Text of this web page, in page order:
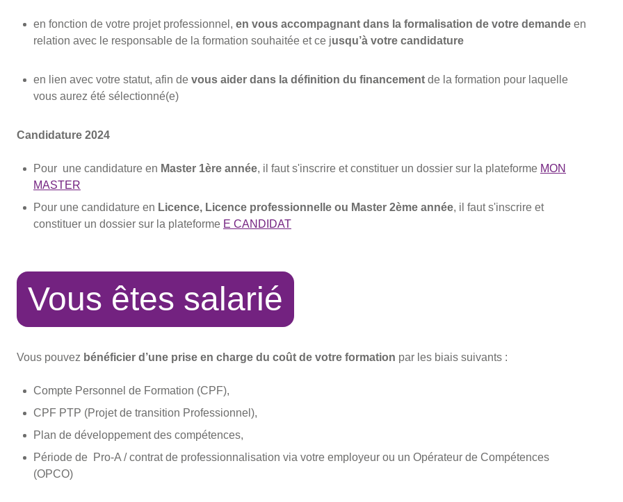
en fonction de votre projet professionnel, en vous accompagnant dans la formalisation de votre demandeen
relation avec le responsable de la formation souhaitée et ce jusqu’à votre candidature
en lien avec votre statut, afin de vous aider dans la définition du financement de la formation pour laquelle
vous aurez été sélectionné(e)
Candidature 2024
Pour une candidature en Master 1ère année, il faut s'inscrire et constituer un dossier sur la plateforme MON
MASTER
Pour une candidature en Licence, Licence professionnelle ou Master 2ème année, il faut s'inscrire et
constituer un dossier sur la plateforme E CANDIDAT
Vous êtes salarié
Vous pouvez bénéficier d’une prise en charge du coût de votre formation par les biais suivants :
Compte Personnel de Formation (CPF),
CPF PTP (Projet de transition Professionnel),
Plan de développement des compétences,
Période de Pro-A / contrat de professionnalisation via votre employeur ou un Opérateur de Compétences
(OPCO)